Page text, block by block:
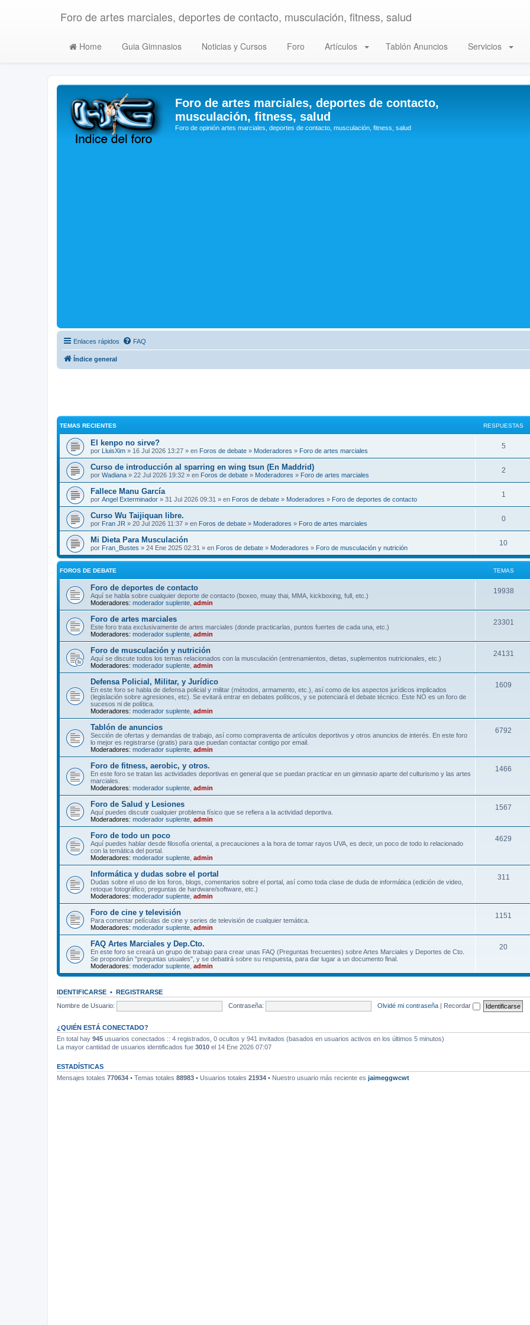
Foro de artes marciales, deportes de contacto, musculación, fitness, salud
Home Guia Gimnasios Noticias y Cursos Foro Artículos Tablón Anuncios Servicios
Foro de artes marciales, deportes de contacto,
musculación, fitness, salud
Foro de opinión artes marciales, deportes de contacto, musculación, fitness, salud
Enlaces rápidos FAQ
Índice general
TEMAS RECIENTES RESPUESTAS
El kenpo no sirve?
por LluisXim » 16 Jul 2026 13:27 » en Foros de debate » Moderadores » Foro de artes marciales
5
Curso de introducción al sparring en wing tsun (En Maddrid)
por Wadiana » 22 Jul 2026 19:32 » en Foros de debate » Moderadores » Foro de artes marciales
2
Fallece Manu García
por Angel Exterminador » 31 Jul 2026 09:31 » en Foros de debate » Moderadores » Foro de deportes de contacto
1
Curso Wu Taijiquan libre.
por Fran JR » 20 Jul 2026 11:37 » en Foros de debate » Moderadores » Foro de artes marciales
0
Mi Dieta Para Musculación
por Fran_Bustes » 24 Ene 2025 02:31 » en Foros de debate » Moderadores » Foro de musculación y nutrición
10
FOROS DE DEBATE TEMAS
Foro de deportes de contacto
Aquí se habla sobre cualquier deporte de contacto (boxeo, muay thai, MMA, kickboxing, full, etc.)
Moderadores: moderador suplente admin
19938
Foro de artes marciales
Este foro trata exclusivamente de artes marciales (donde practicarlas, puntos fuertes de cada una, etc.)
Moderadores: moderador suplente admin
23301
Foro de musculación y nutrición
Aquí se discute todos los temas relacionados con la musculación (entrenamientos, dietas, suplementos nutricionales, etc.)
Moderadores: moderador suplente admin
24131
Defensa Policial, Militar, y Jurídico
En este foro se habla de defensa policial y militar (métodos, armamento, etc.), así como de los aspectos jurídicos implicados
(legislación sobre agresiones, etc). Se evitará entrar en debates políticos, y se potenciará el debate técnico. Este NO es un foro de
sucesos ni de política.
Moderadores: moderador suplente admin
1609
Tablón de anuncios
Sección de ofertas y demandas de trabajo, así como compraventa de artículos deportivos y otros anuncios de interés. En este foro
lo mejor es registrarse (gratis) para que puedan contactar contigo por email.
Moderadores: moderador suplente admin
6792
Foro de fitness, aerobic, y otros.
En este foro se tratan las actividades deportivas en general que se puedan practicar en un gimnasio aparte del culturismo y las artes
marciales.
Moderadores: moderador suplente admin
1466
Foro de Salud y Lesiones
Aquí puedes discutir cualquier problema físico que se refiera a la actividad deportiva.
Moderadores: moderador suplente admin
1567
Foro de todo un poco
Aquí puedes hablar desde filosofía oriental, a precauciones a la hora de tomar rayos UVA, es decir, un poco de todo lo relacionado
con la temática del portal.
Moderadores: moderador suplente admin
4629
Informática y dudas sobre el portal
Dudas sobre el uso de los foros, blogs, comentarios sobre el portal, así como toda clase de duda de informática (edición de video,
retoque fotográfico, preguntas de hardware/software, etc.)
Moderadores: moderador suplente admin
311
Foro de cine y televisión
Para comentar películas de cine y series de televisión de cualquier temática.
Moderadores: moderador suplente admin
1151
FAQ Artes Marciales y Dep.Cto.
En este foro se creará un grupo de trabajo para crear unas FAQ (Preguntas frecuentes) sobre Artes Marciales y Deportes de Cto.
Se propondrán "preguntas usuales", y se debatirá sobre su respuesta, para dar lugar a un documento final.
Moderadores: moderador suplente admin
20
IDENTIFICARSE • REGISTRARSE
Nombre de Usuario:
Contraseña: Olvidé mi contraseña | Recordar
¿QUIÉN ESTÁ CONECTADO?
En total hay 945 usuarios conectados :: 4 registrados, 0 ocultos y 941 invitados (basados en usuarios activos en los últimos 5 minutos)
La mayor cantidad de usuarios identificados fue 3010 el 14 Ene 2026 07:07
ESTADÍSTICAS
Mensajes totales 770634 • Temas totales 88983 • Usuarios totales 21934 • Nuestro usuario más reciente es jaimeggwcwt